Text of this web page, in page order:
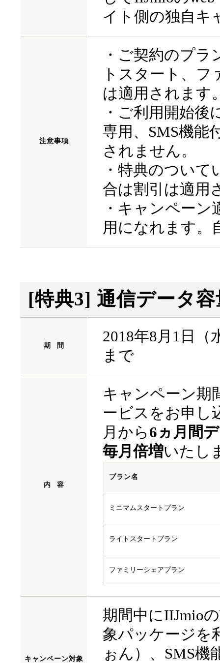
イト側の独自キ
注意事項
・ご契約のプ
トスタート、
は適用されます
・ご利用開始
専用、SMS機能
されません。
・特典のつい
合は割引は適用
・キャンペー
用になれます。
[特典3] 通信データ
期 間
2018年8月1日（
まで
内 容
キャンペーン期
ービスをお申し
月から 6ヵ月間
毎月倍増いたし
プラン名
ミニマムスタートプラン
ライトスタートプラン
ファミリーシェアプラン
キャンペーン対象
期間中にIIJmio
象パッケージを
ぉん）、SMS機